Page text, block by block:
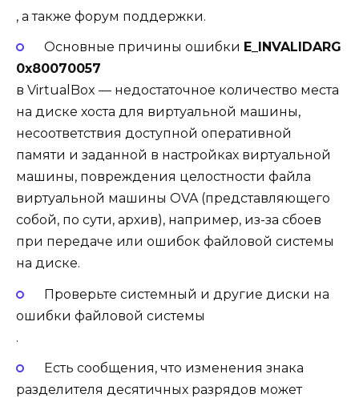
, а также форум поддержки.
Основные причины ошибки E_INVALIDARG
0x80070057
в VirtualBox — недостаточное количество места
на диске хоста для виртуальной машины,
несоответствия доступной оперативной
памяти и заданной в настройках виртуальной
машины, повреждения целостности файла
виртуальной машины OVA (представляющего
собой, по сути, архив), например, из-за сбоев
при передаче или ошибок файловой системы
на диске.
Проверьте системный и другие диски на
ошибки файловой системы
.
Есть сообщения, что изменения знака
разделителя десятичных разрядов может